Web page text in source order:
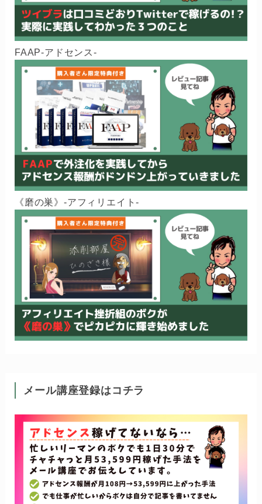
FAAP-アドセンス-
《磨の巣》-アフィリエイト-
メール講座登録はコチラ